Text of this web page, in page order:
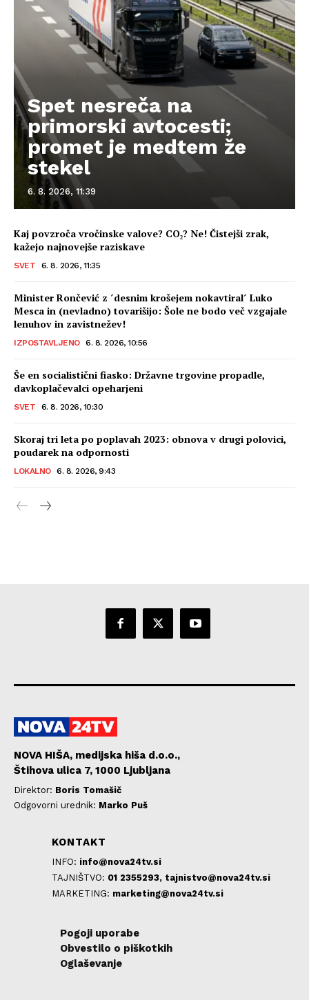
Spet nesreča na
primorski avtocesti;
promet je medtem že
stekel
6. 8. 2026, 11:39
Kaj povzroča vročinske valove? CO₂? Ne! Čistejši zrak,
kažejo najnovejše raziskave
SVET 6. 8. 2026, 11:35
Minister Rončević z ´desnim krošejem nokavtiral´ Luko
Mesca in (nevladno) tovarišijo: Šole ne bodo več vzgajale
lenuhov in zavistnežev!
IZPOSTAVLJENO 6. 8. 2026, 10:56
Še en socialistični fiasko: Državne trgovine propadle,
davkoplačevalci opeharjeni
SVET 6. 8. 2026, 10:30
Skoraj tri leta po poplavah 2023: obnova v drugi polovici,
poudarek na odpornosti
LOKALNO 6. 8. 2026, 9:43
NOVA HIŠA, medijska hiša d.o.o.,
Štihova ulica 7, 1000 Ljubljana
Direktor: Boris Tomašič
Odgovorni urednik: Marko Puš
KONTAKT
INFO: info@nova24tv.si
TAJNIŠTVO: 01 2355293, tajnistvo@nova24tv.si
MARKETING: marketing@nova24tv.si
Pogoji uporabe
Obvestilo o piškotkih
Oglaševanje